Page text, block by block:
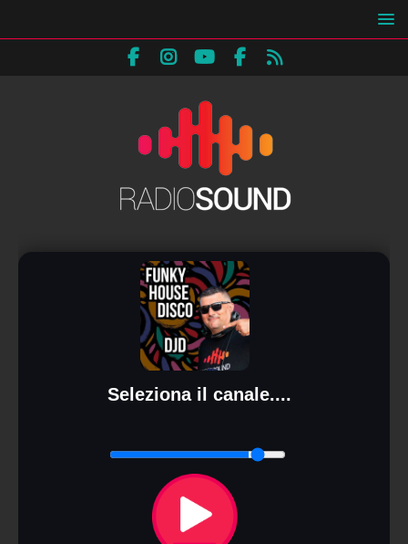
Seleziona il canale....